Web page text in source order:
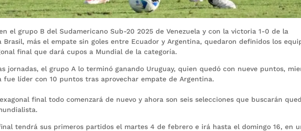
el grupo B del Sudamericano Sub-20 2025 de Venezuela y con la victoria 1-0 de la
Brasil, más el empate sin goles entre Ecuador y Argentina, quedaron definidos los
final que dará cupos a Mundial de la categoría.
jornadas, el grupo A lo terminó ganando Uruguay, quien quedó con nueve puntos,
fue líder con 10 puntos tras aprovechar empate de Argentina.
final todo comenzará de nuevo y ahora son seis selecciones que buscarán
tendrá sus primeros partidos el martes 4 de febrero e irá hasta el domingo 16, en